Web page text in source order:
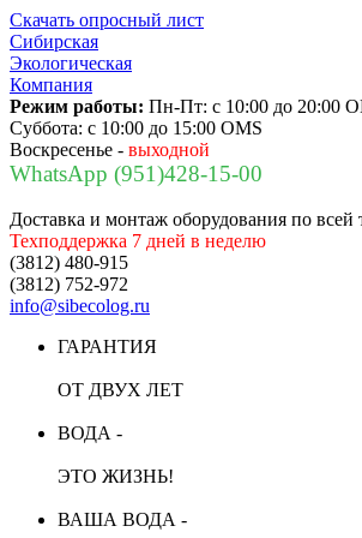
Скачать опросный лист
Сибирская
Экологическая
Компания
Режим работы: Пн-Пт: с 10:00 до 20:00
Суббота: с 10:00 до 15:00 OMS
Воскресенье - выходной
WhatsApp (951)428-15-00
Доставка и монтаж оборудования по всей
Техподдержка 7 дней в неделю
(3812) 480-915
(3812) 752-972
info@sibecolog.ru
ГАРАНТИЯ
ОТ ДВУХ ЛЕТ
ВОДА -
ЭТО ЖИЗНЬ!
ВАША ВОДА -